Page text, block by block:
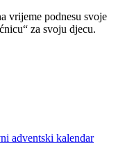
vrijeme podnesu svoje
za svoju djecu.
adventski kalendar